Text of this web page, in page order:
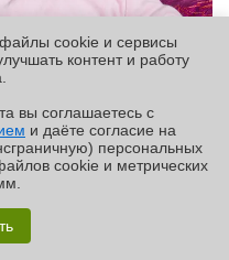
✖
/ Unsplash
и строительства,
что один из лидеров
спроса на ИИ. Ранее
cookie и сервисы
контент и работу
вы соглашаетесь с
и даёте согласие на
персональных
cookie и метрических